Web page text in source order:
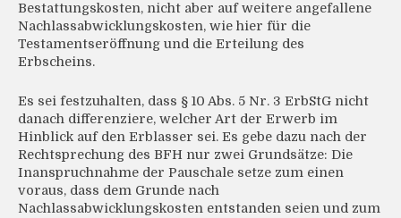
Bestattungskosten, nicht aber auf weitere angefallene
Nachlassabwicklungskosten, wie hier für die
Testamentseröffnung und die Erteilung des
Erbscheins.
Es sei festzuhalten, dass § 10 Abs. 5 Nr. 3 ErbStG nicht
danach differenziere, welcher Art der Erwerb im
Hinblick auf den Erblasser sei. Es gebe dazu nach der
Rechtsprechung des BFH nur zwei Grundsätze: Die
Inanspruchnahme der Pauschale setze zum einen
voraus, dass dem Grunde nach
Nachlassabwicklungskosten entstanden seien und zum